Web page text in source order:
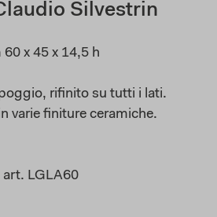
Silvestrin
60 x 45 x 14,5 h
rifinito su tutti i lati.
varie finiture ceramiche.
art. LGLA60